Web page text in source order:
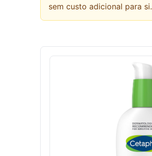
sem custo adicional para si.